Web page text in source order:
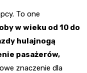
To one
w wieku od 10 do
hulajnogą
pasażerów,
znaczenie dla